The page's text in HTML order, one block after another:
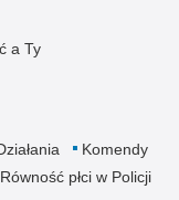
a Ty
Komendy
Równość płci w Policji